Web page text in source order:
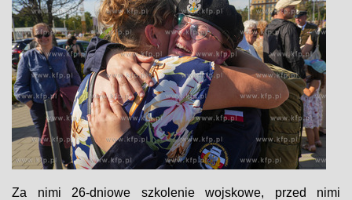
Za nimi 26-dniowe szkolenie wojskowe, przed nimi